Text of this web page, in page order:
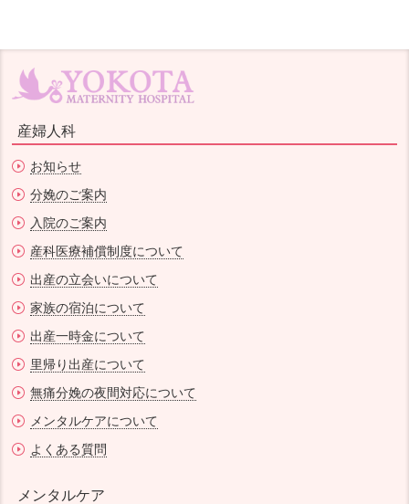
産婦人科
お知らせ
分娩のご案内
入院のご案内
産科医療補償制度について
出産の立会いについて
家族の宿泊について
出産一時金について
里帰り出産について
無痛分娩の夜間対応について
メンタルケアについて
よくある質問
メンタルケア